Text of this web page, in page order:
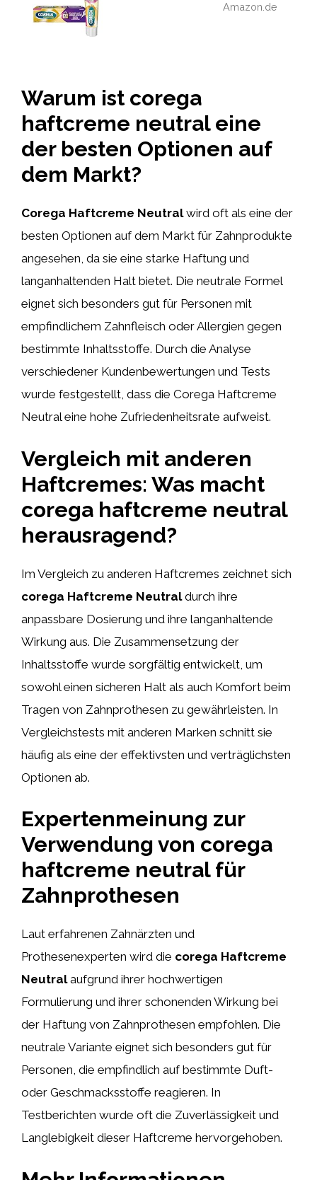
Amazon.de
Warum ist corega
haftcreme neutral eine
der besten Optionen auf
dem Markt?
Corega Haftcreme Neutralwird oft als eine der
besten Optionen auf dem Markt für Zahnprodukte
angesehen, da sie eine starke Haftung und
langanhaltenden Halt bietet. Die neutrale Formel
eignet sich besonders gut für Personen mit
empfindlichem Zahnfleisch oder Allergien gegen
bestimmte Inhaltsstoffe. Durch die Analyse
verschiedener Kundenbewertungen und Tests
wurde festgestellt, dass die Corega Haftcreme
Neutral eine hohe Zufriedenheitsrate aufweist.
Vergleich mit anderen
Haftcremes: Was macht
corega haftcreme neutral
herausragend?
Im Vergleich zu anderen Haftcremes zeichnet sich
corega Haftcreme Neutraldurch ihre
anpassbare Dosierung und ihre langanhaltende
Wirkung aus. Die Zusammensetzung der
Inhaltsstoffe wurde sorgfältig entwickelt, um
sowohl einen sicheren Halt als auch Komfort beim
Tragen von Zahnprothesen zu gewährleisten. In
Vergleichstests mit anderen Marken schnitt sie
häufig als eine der effektivsten und verträglichsten
Optionen ab.
Expertenmeinung zur
Verwendung von corega
haftcreme neutral für
Zahnprothesen
Laut erfahrenen Zahnärzten und
Prothesenexperten wird die corega Haftcreme
Neutralaufgrund ihrer hochwertigen
Formulierung und ihrer schonenden Wirkung bei
der Haftung von Zahnprothesen empfohlen. Die
neutrale Variante eignet sich besonders gut für
Personen, die empfindlich auf bestimmte Duft-
oder Geschmacksstoffe reagieren. In
Testberichten wurde oft die Zuverlässigkeit und
Langlebigkeit dieser Haftcreme hervorgehoben.